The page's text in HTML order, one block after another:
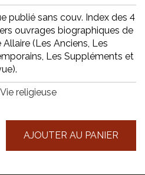
publié sans couv. Index des 4
ouvrages biographiques de
Allaire (Les Anciens, Les
Les Suppléments et
Vie religieuse
AJOUTER AU PANIER